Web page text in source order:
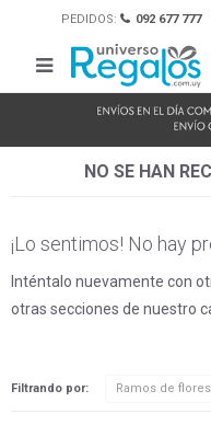
PEDIDOS: 092 677 777

NO SE HAN
¡Lo sentimos! No hay
Inténtalo nuevamente con
otras secciones de nuestro
Filtrando por: Ramos de